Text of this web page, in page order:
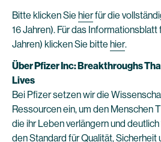
Bitte klicken Sie hierfür die
16 Jahren). Für das
Jahren) klicken Sie bitte hier.
Über Pfizer Inc: Breakthroughs
Lives
Bei Pfizer setzen wir die
Ressourcen ein, um den Menschen
die ihr Leben verlängern und
den Standard für Qualität, Sicherheit